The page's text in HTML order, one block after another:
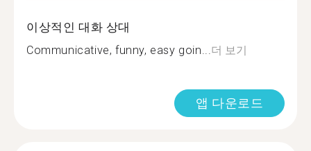
이상적인 대화 상대
Communicative, funny, easy goin... 더 보기
앱 다운로드